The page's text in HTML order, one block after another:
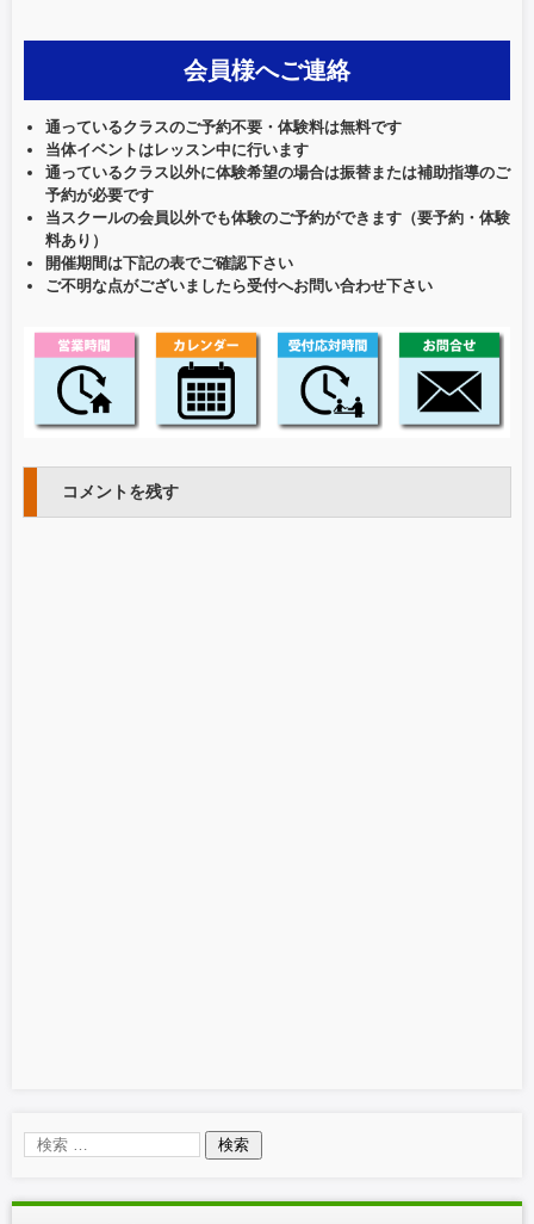
会員様へご連絡
通っているクラスのご予約不要・体験料は無料です
当体イベントはレッスン中に行います
通っているクラス以外に体験希望の場合は振替または補助指導のご
予約が必要です
当スクールの会員以外でも体験のご予約ができます（要予約・体験
料あり）
開催期間は下記の表でご確認下さい
ご不明な点がございましたら受付へお問い合わせ下さい
コメントを残す